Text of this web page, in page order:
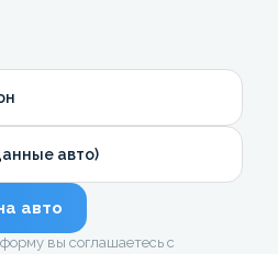
авто)
авто
вы соглашаетесь с